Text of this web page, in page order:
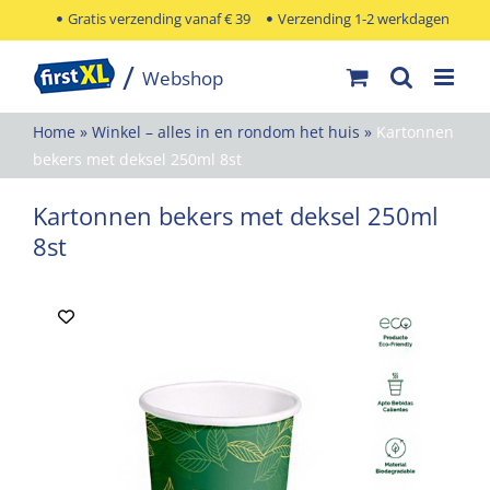
naar
inhoud
Gratis verzending vanaf € 39 Verzending 1-2 werkdagen
Home » Winkel – alles in en rondom het huis » Kartonnen
bekers met deksel 250ml 8st
Kartonnen bekers met deksel 250ml
8st